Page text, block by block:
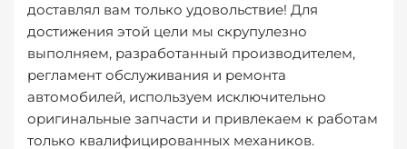
доставлял вам только удовольствие! Для
достижения этой цели мы скрупулезно
выполняем, разработанный производителем,
регламент обслуживания и ремонта
автомобилей, используем исключительно
оригинальные запчасти и привлекаем к работам
только квалифицированных механиков.